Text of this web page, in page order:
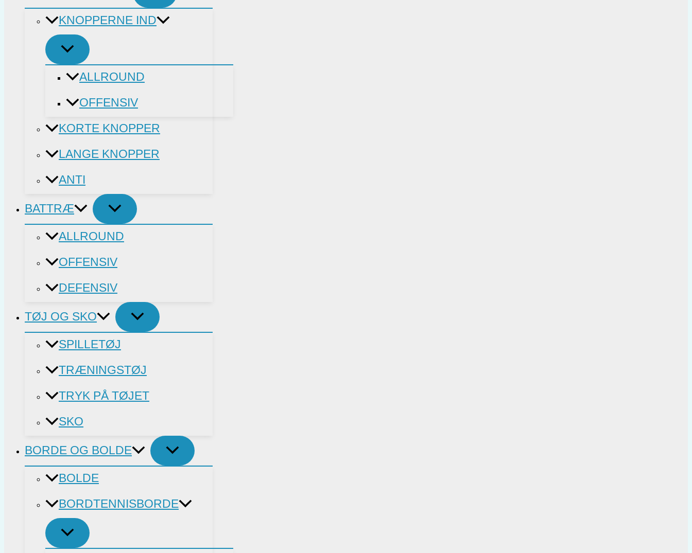
KNOPPERNE IND
ALLROUND
OFFENSIV
KORTE KNOPPER
LANGE KNOPPER
ANTI
BATTRÆ
ALLROUND
OFFENSIV
DEFENSIV
TØJ OG SKO
SPILLETØJ
TRÆNINGSTØJ
TRYK PÅ TØJET
SKO
BORDE OG BOLDE
BOLDE
BORDTENNISBORDE